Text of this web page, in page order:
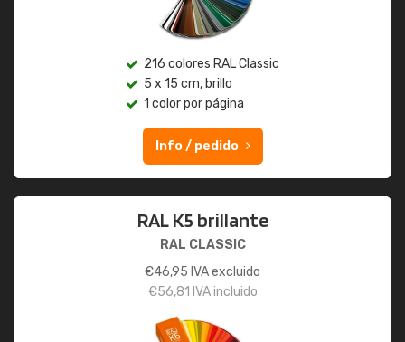
216 colores RAL Classic
5 x 15 cm, brillo
1 color por página
Info / pedido
RAL K5 brillante
RAL CLASSIC
€46,95 IVA excluido
€56,81 IVA incluido